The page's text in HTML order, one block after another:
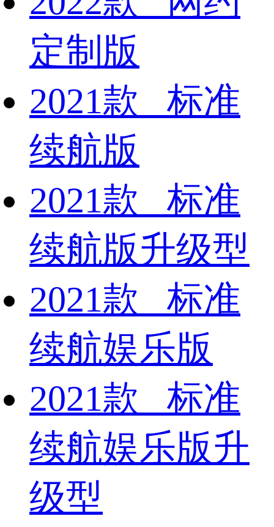
定制版
2021款 标准
续航版
2021款 标准
续航版升级型
2021款 标准
续航娱乐版
2021款 标准
续航娱乐版升
级型